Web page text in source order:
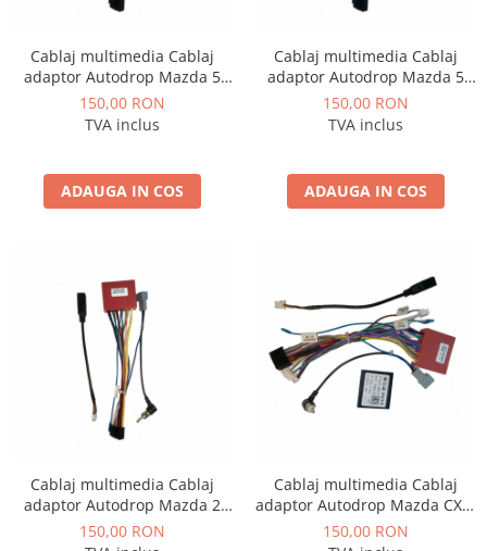
Volvo
Porsche
Rame adaptoare Isuzu
Rame adaptoare Subaru
Rame adaptoare Iveco
Rame adaptoare Land Rover
Rame adaptoare Ssangyong
Rame adaptoare Hummer
Cablaj multimedia Cablaj
adaptor Autodrop Mazda 5
(2010-2015) pentru Navigații
multimedia Android
150,00 RON
TVA inclus
ADAUGA IN COS
Cablaj multimedia Cablaj
adaptor Autodrop Mazda 5
(2005-2010) pentru Navigații
multimedia Android
150,00 RON
TVA inclus
ADAUGA IN COS
Cablaj multimedia Cablaj
adaptor Autodrop Mazda 2
(2007-2012) pentru Navigații
multimedia Android
150,00 RON
Cablaj multimedia Cablaj
adaptor Autodrop Mazda CX-7
(2008-2014) pentru Navigații
multimedia Android
150,00 RON